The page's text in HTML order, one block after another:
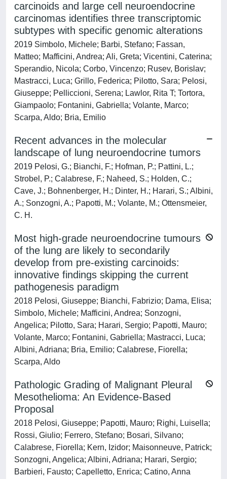
carcinoids and large cell neuroendocrine
carcinomas identifies three transcriptomic
subtypes with specific genomic alterations
2019 Simbolo, Michele; Barbi, Stefano; Fassan,
Matteo; Mafficini, Andrea; Ali, Greta; Vicentini, Caterina;
Sperandio, Nicola; Corbo, Vincenzo; Rusev, Borislav;
Mastracci, Luca; Grillo, Federica; Pilotto, Sara; Pelosi,
Giuseppe; Pelliccioni, Serena; Lawlor, Rita T; Tortora,
Giampaolo; Fontanini, Gabriella; Volante, Marco;
Scarpa, Aldo; Bria, Emilio
Recent advances in the molecular
landscape of lung neuroendocrine tumors
2019 Pelosi, G.; Bianchi, F.; Hofman, P.; Pattini, L.;
Strobel, P.; Calabrese, F.; Naheed, S.; Holden, C.;
Cave, J.; Bohnenberger, H.; Dinter, H.; Harari, S.; Albini,
A.; Sonzogni, A.; Papotti, M.; Volante, M.; Ottensmeier,
C. H.
Most high-grade neuroendocrine tumours
of the lung are likely to secondarily
develop from pre-existing carcinoids:
innovative findings skipping the current
pathogenesis paradigm
2018 Pelosi, Giuseppe; Bianchi, Fabrizio; Dama, Elisa;
Simbolo, Michele; Mafficini, Andrea; Sonzogni,
Angelica; Pilotto, Sara; Harari, Sergio; Papotti, Mauro;
Volante, Marco; Fontanini, Gabriella; Mastracci, Luca;
Albini, Adriana; Bria, Emilio; Calabrese, Fiorella;
Scarpa, Aldo
Pathologic Grading of Malignant Pleural
Mesothelioma: An Evidence-Based
Proposal
2018 Pelosi, Giuseppe; Papotti, Mauro; Righi, Luisella;
Rossi, Giulio; Ferrero, Stefano; Bosari, Silvano;
Calabrese, Fiorella; Kern, Izidor; Maisonneuve, Patrick;
Sonzogni, Angelica; Albini, Adriana; Harari, Sergio;
Barbieri, Fausto; Capelletto, Enrica; Catino, Anna